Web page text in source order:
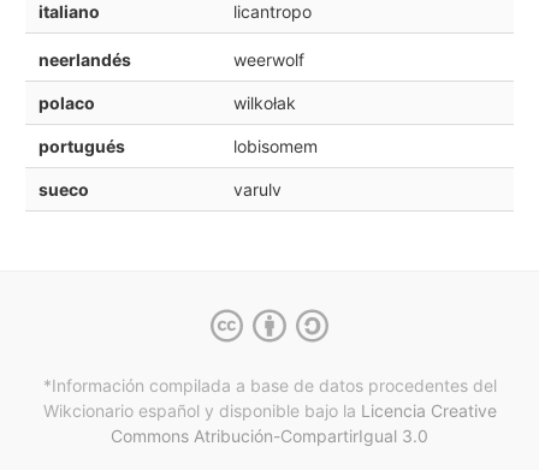
italiano licantropo
neerlandés weerwolf
polaco wilkołak
portugués lobisomem
sueco varulv
*Información compilada a base de datos procedentes del
Wikcionario español y disponible bajo la Licencia Creative
Commons Atribución-CompartirIgual 3.0